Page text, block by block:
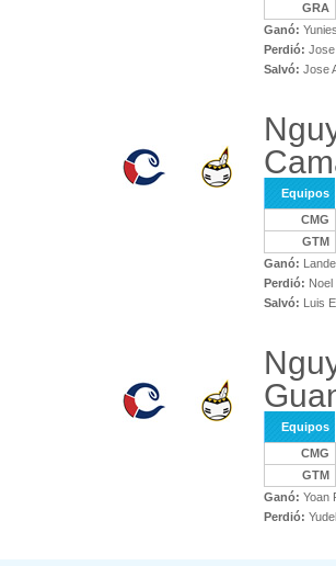
GRA
Ganó:
Perdió: Jose
Salvó: Jose
Equipos
CMG
GTM
Ganó:
Perdió:
Salvó: Luis
Equipos
CMG
GTM
Ganó: Yoan
Perdió: